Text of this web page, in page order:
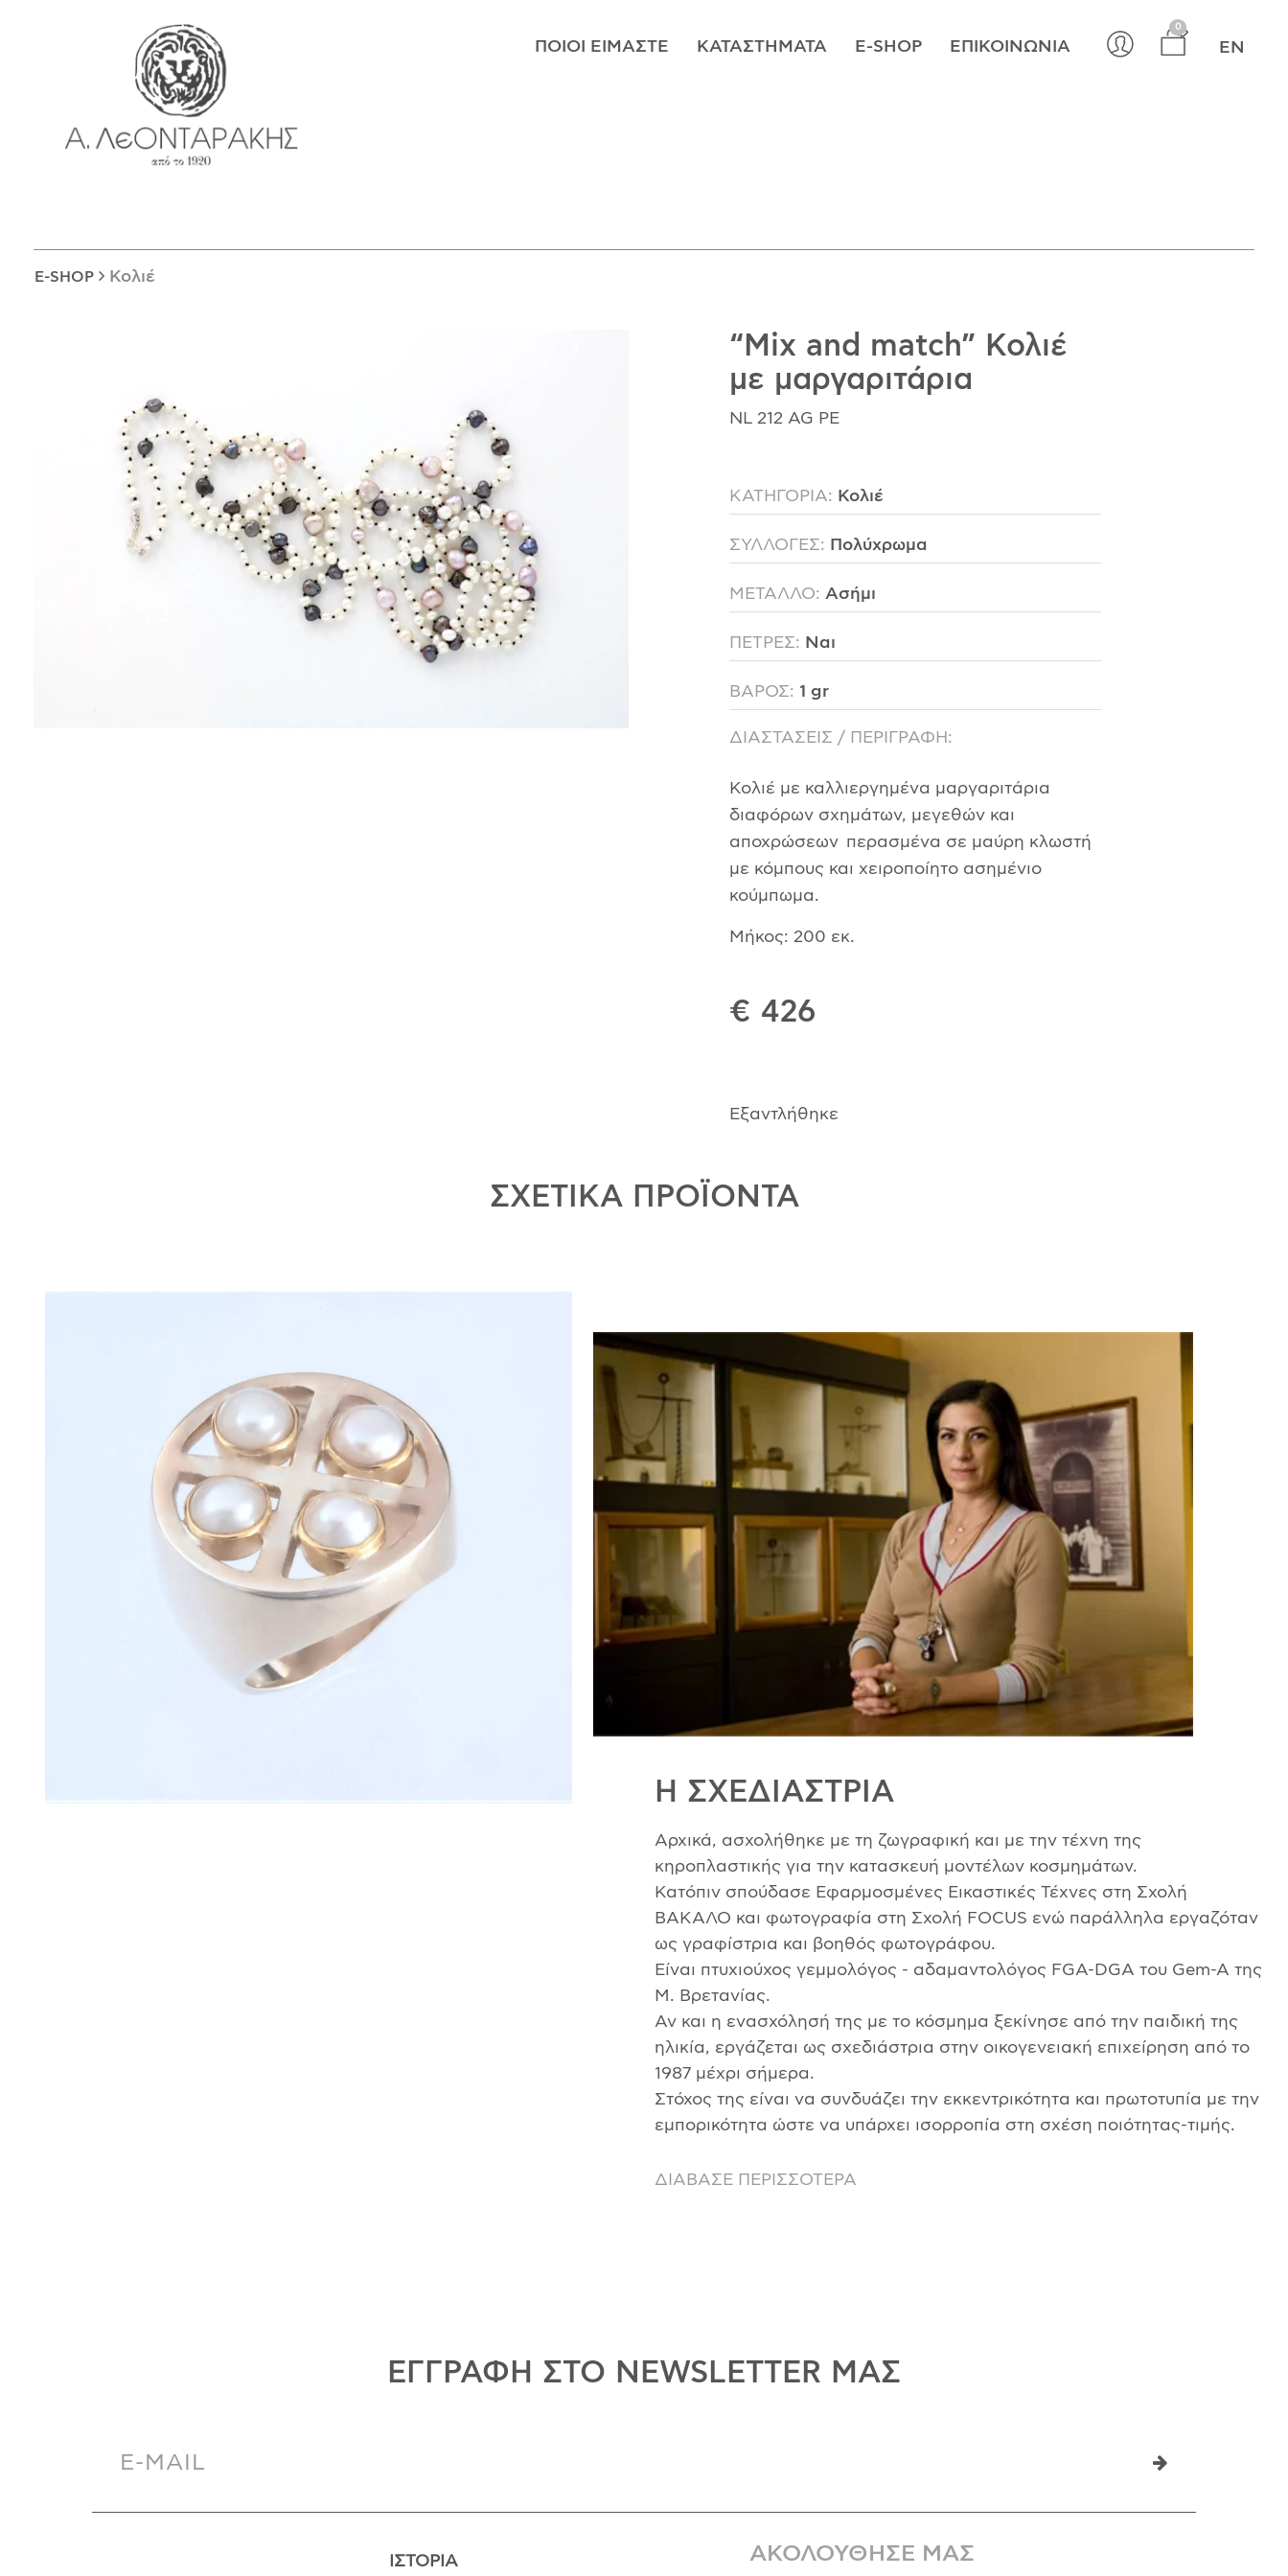
ΠΟΙΟΊ ΕΊΜΑΣΤΕ ΚΑΤΑΣΤΉΜΑΤΑ E-SHOP ΕΠΙΚΟΙΝΩΝΊΑ
0
EN
ΔΑΚΤΥΛΊΔΙΑ
ΑΝΤΙΚΕΊΜΕΝΑ
Η ΣΧΕΔΙΆΣΤΡΙΑ
ΤΙ ΣΗΜΑΊΝΕΙ ΤΟ ΚΌΣΜΗΜΑ ΓΙΑ ΜΑΣ ;
E-SHOP Κολιέ
“Mix and match” Κολιέ
με μαργαριτάρια
NL 212 AG PE
ΚΑΤΗΓΟΡΙΑ: Κολιέ
ΣΥΛΛΟΓΕΣ: Πολύχρωμα
ΜΕΤΑΛΛΟ: Ασήμι
ΠΕΤΡΕΣ: Ναι
ΒΑΡΟΣ: 1 gr
ΔΙΑΣΤΑΣΕΙΣ / ΠΕΡΙΓΡΑΦΗ:
Κολιέ με καλλιεργημένα μαργαριτάρια
διαφόρων σχημάτων, μεγεθών και
αποχρώσεων περασμένα σε μαύρη κλωστή
με κόμπους και χειροποίητο ασημένιο
κούμπωμα.
Μήκος: 200 εκ.
€ 426
Εξαντλήθηκε
ΣΧΕΤΙΚΑ ΠΡΟΪΟΝΤΑ
Η ΣΧΕΔΙΑΣΤΡΙΑ
Αρχικά, ασχολήθηκε με τη ζωγραφική και με την τέχνη της
κηροπλαστικής για την κατασκευή μοντέλων κοσμημάτων.
Κατόπιν σπούδασε Εφαρμοσμένες Εικαστικές Τέχνες στη Σχολή
ΒΑΚΑΛΟ και φωτογραφία στη Σχολή FOCUS ενώ παράλληλα εργαζόταν
ως γραφίστρια και βοηθός φωτογράφου.
Είναι πτυχιούχος γεμμολόγος - αδαμαντολόγος FGA-DGA του Gem-A της
Μ. Βρετανίας.
Αν και η ενασχόλησή της με το κόσμημα ξεκίνησε από την παιδική της
ηλικία, εργάζεται ως σχεδιάστρια στην οικογενειακή επιχείρηση από το
1987 μέχρι σήμερα.
Στόχος της είναι να συνδυάζει την εκκεντρικότητα και πρωτοτυπία με την
εμπορικότητα ώστε να υπάρχει ισορροπία στη σχέση ποιότητας-τιμής.
ΔΙΑΒΑΣΕ ΠΕΡΙΣΣΟΤΕΡΑ
ΕΓΓΡΑΦΗ ΣΤΟ NEWSLETTER ΜΑΣ
ΙΣΤΟΡΊΑ ΑΚΟΛΟΥΘΗΣΕ ΜΑΣ